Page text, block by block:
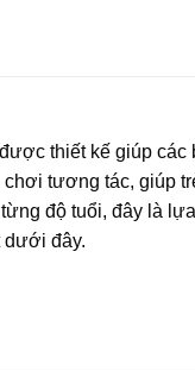
thiết kế giúp
tương tác, giúp
độ tuổi, đây là
dưới đây.